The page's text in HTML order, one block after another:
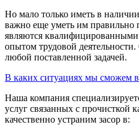
Но мало только иметь в
важно еще уметь им правильно
являются
опытом трудовой
любой поставленной задачей.
В каких ситуациях мы сможем
Наша компания
услуг связанных с прочисткой
качественно устраним засор в: